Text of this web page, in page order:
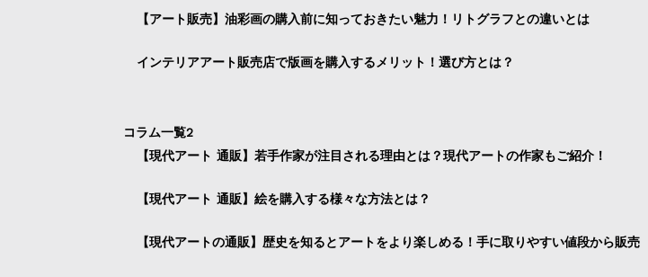
【アート販売】油彩画の購入前に知っておきたい魅力！リトグラフとの違いとは
インテリアアート販売店で版画を購入するメリット！選び方とは？
コラム一覧2
【現代アート 通販】若手作家が注目される理由とは？現代アートの作家もご紹介！
【現代アート 通販】絵を購入する様々な方法とは？
【現代アートの通販】歴史を知るとアートをより楽しめる！手に取りやすい値段から販売